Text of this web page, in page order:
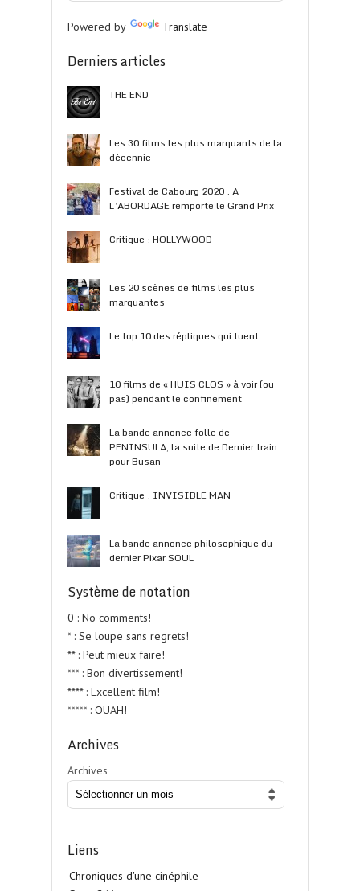
Powered by Translate
Derniers articles
THE END
Les 30 films les plus marquants de la
décennie
Festival de Cabourg 2020 : A
L’ABORDAGE remporte le Grand Prix
Critique : HOLLYWOOD
Les 20 scènes de films les plus
marquantes
Le top 10 des répliques qui tuent
10 films de « HUIS CLOS » à voir (ou
pas) pendant le confinement
La bande annonce folle de
PENINSULA, la suite de Dernier train
pour Busan
Critique : INVISIBLE MAN
La bande annonce philosophique du
dernier Pixar SOUL
Système de notation
0 : No comments!
* : Se loupe sans regrets!
** : Peut mieux faire!
*** : Bon divertissement!
**** : Excellent film!
***** : OUAH!
Archives
Archives
Liens
Chroniques d'une cinéphile